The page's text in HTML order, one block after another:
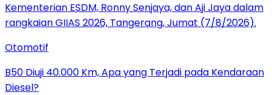
Otomotif
B50 Diuji 40.000 Km, Apa yang Terjadi pada Kendaraan
Diesel?